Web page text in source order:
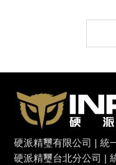
硬派精璽有限公司 | 統
硬派精璽台北分公司 |